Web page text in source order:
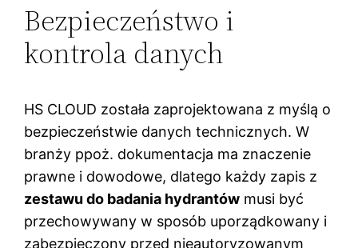
Bezpieczeństwo i
kontrola danych
HS CLOUD została zaprojektowana z myślą o
bezpieczeństwie danych technicznych. W
branży ppoż. dokumentacja ma znaczenie
prawne i dowodowe, dlatego każdy zapis z
zestawu do badania hydrantów musi być
przechowywany w sposób uporządkowany i
zabezpieczony przed nieautoryzowanym